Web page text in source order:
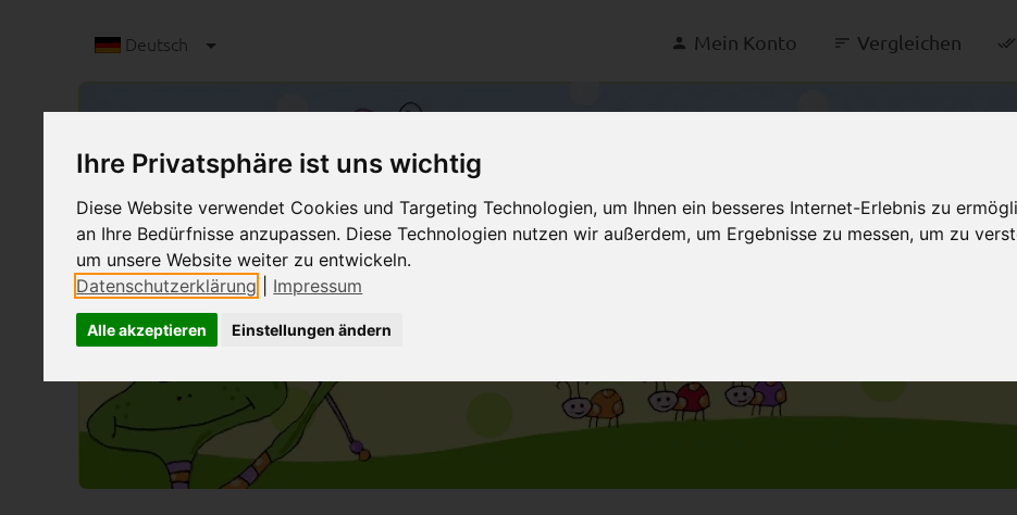
Ihre Privatsphäre ist uns wichtig
Diese Website verwendet Cookies und Targeting Technologien, um Ihnen ein besseres Internet-Erlebnis zu
an Ihre Bedürfnisse anzupassen. Diese Technologien nutzen wir außerdem, um Ergebnisse zu messen, um zu
um unsere Website weiter zu entwickeln.
Datenschutzerklärung
Impressum
Alle akzeptieren Einstellungen ändern
Deutsch Mein Konto Vergleichen